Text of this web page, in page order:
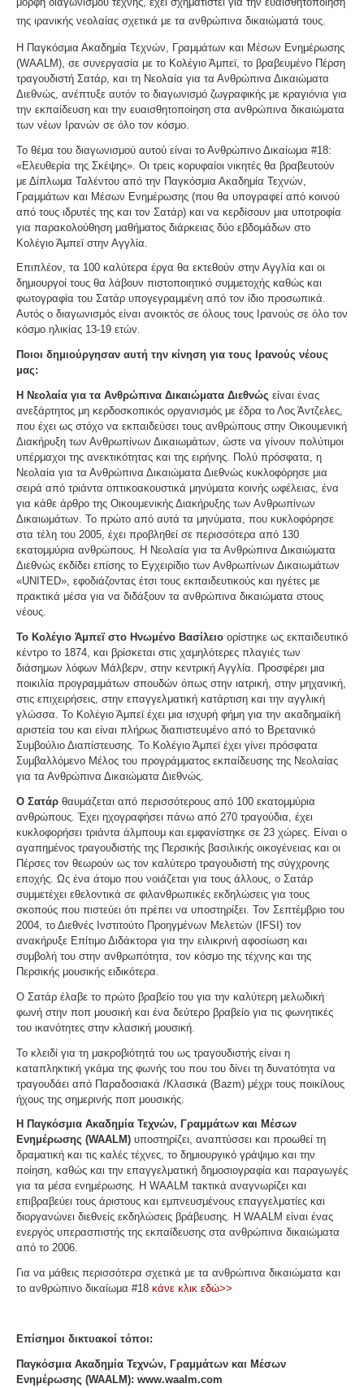
της ιρανικής νεολαίας σχετικά με τα ανθρώπινα δικαιώματά τους.
Η Παγκόσμια Ακαδημία Τεχνών, Γραμμάτων και Μέσων Ενημέρωσης
(WAALM), σε συνεργασία με το Κολέγιο Άμπεϊ, το βραβευμένο Πέρση
τραγουδιστή Σατάρ, και τη Νεολαία για τα Ανθρώπινα Δικαιώματα
Διεθνώς, ανέπτυξε αυτόν το διαγωνισμό ζωγραφικής με κραγιόνια για
την εκπαίδευση και την ευαισθητοποίηση στα ανθρώπινα δικαιώματα
των νέων Ιρανών σε όλο τον κόσμο.
Το θέμα του διαγωνισμού αυτού είναι το Ανθρώπινο Δικαίωμα #18:
«Ελευθερία της Σκέψης». Οι τρεις κορυφαίοι νικητές θα βραβευτούν
με Δίπλωμα Ταλέντου από την Παγκόσμια Ακαδημία Τεχνών,
Γραμμάτων και Μέσων Ενημέρωσης (που θα υπογραφεί από κοινού
από τους ιδρυτές της και τον Σατάρ) και να κερδίσουν μια υποτροφία
για παρακολούθηση μαθήματος διάρκειας δύο εβδομάδων στο
Κολέγιο Άμπεϊ στην Αγγλία.
Επιπλέον, τα 100 καλύτερα έργα θα εκτεθούν στην Αγγλία και οι
δημιουργοί τους θα λάβουν πιστοποιητικό συμμετοχής καθώς και
φωτογραφία του Σατάρ υπογεγραμμένη από τον ίδιο προσωπικά.
Αυτός ο διαγωνισμός είναι ανοικτός σε όλους τους Ιρανούς σε όλο τον
κόσμο ηλικίας 13-19 ετών.
Ποιοι δημιούργησαν αυτή την κίνηση για τους Ιρανούς νέους
μας:
Η Νεολαία για τα Ανθρώπινα Δικαιώματα Διεθνώς είναι ένας
ανεξάρτητος μη κερδοσκοπικός οργανισμός με έδρα το Λος Άντζελες,
που έχει ως στόχο να εκπαιδεύσει τους ανθρώπους στην Οικουμενική
Διακήρυξη των Ανθρωπίνων Δικαιωμάτων, ώστε να γίνουν πολύτιμοι
υπέρμαχοι της ανεκτικότητας και της ειρήνης. Πολύ πρόσφατα, η
Νεολαία για τα Ανθρώπινα Δικαιώματα Διεθνώς κυκλοφόρησε μια
σειρά από τριάντα οπτικοακουστικά μηνύματα κοινής ωφέλειας, ένα
για κάθε άρθρο της Οικουμενικής Διακήρυξης των Ανθρωπίνων
Δικαιωμάτων. Το πρώτο από αυτά τα μηνύματα, που κυκλοφόρησε
στα τέλη του 2005, έχει προβληθεί σε περισσότερα από 130
εκατομμύρια ανθρώπους. Η Νεολαία για τα Ανθρώπινα Δικαιώματα
Διεθνώς εκδίδει επίσης το Εγχειρίδιο των Ανθρωπίνων Δικαιωμάτων
«UNITED», εφοδιάζοντας έτσι τους εκπαιδευτικούς και ηγέτες με
πρακτικά μέσα για να διδάξουν τα ανθρώπινα δικαιώματα στους
νέους.
Το Κολέγιο Άμπεϊ στο Ηνωμένο Βασίλειο ορίστηκε ως εκπαιδευτικό
κέντρο το 1874, και βρίσκεται στις χαμηλότερες πλαγιές των
διάσημων λόφων Μάλβερν, στην κεντρική Αγγλία. Προσφέρει μια
ποικιλία προγραμμάτων σπουδών όπως στην ιατρική, στην μηχανική,
στις επιχειρήσεις, στην επαγγελματική κατάρτιση και την αγγλική
γλώσσα. Το Κολέγιο Άμπεϊ έχει μια ισχυρή φήμη για την ακαδημαϊκή
αριστεία του και είναι πλήρως διαπιστευμένο από το Βρετανικό
Συμβούλιο Διαπίστευσης. Το Κολέγιο Άμπεϊ έχει γίνει πρόσφατα
Συμβαλλόμενο Μέλος του προγράμματος εκπαίδευσης της Νεολαίας
για τα Ανθρώπινα Δικαιώματα Διεθνώς.
Ο Σατάρ θαυμάζεται από περισσότερους από 100 εκατομμύρια
ανθρώπους. Έχει ηχογραφήσει πάνω από 270 τραγούδια, έχει
κυκλοφορήσει τριάντα άλμπουμ και εμφανίστηκε σε 23 χώρες. Είναι ο
αγαπημένος τραγουδιστής της Περσικής βασιλικής οικογένειας και οι
Πέρσες τον θεωρούν ως τον καλύτερο τραγουδιστή της σύγχρονης
εποχής. Ως ένα άτομο που νοιάζεται για τους άλλους, ο Σατάρ
συμμετέχει εθελοντικά σε φιλανθρωπικές εκδηλώσεις για τους
σκοπούς που πιστεύει ότι πρέπει να υποστηρίξει. Τον Σεπτέμβριο του
2004, το Διεθνές Ινστιτούτο Προηγμένων Μελετών (IFSI) τον
ανακήρυξε Επίτιμο Διδάκτορα για την ειλικρινή αφοσίωση και
συμβολή του στην ανθρωπότητα, τον κόσμο της τέχνης και της
Περσικής μουσικής ειδικότερα.
Ο Σατάρ έλαβε το πρώτο βραβείο του για την καλύτερη μελωδική
φωνή στην ποπ μουσική και ένα δεύτερο βραβείο για τις φωνητικές
του ικανότητες στην κλασική μουσική.
Το κλειδί για τη μακροβιότητά του ως τραγουδιστής είναι η
καταπληκτική γκάμα της φωνής του που του δίνει τη δυνατότητα να
τραγουδάει από Παραδοσιακά /Κλασικά (Bazm) μέχρι τους ποικίλους
ήχους της σημερινής ποπ μουσικής.
Η Παγκόσμια Ακαδημία Τεχνών, Γραμμάτων και Μέσων
Ενημέρωσης (WAALM) υποστηρίζει, αναπτύσσει και προωθεί τη
δραματική και τις καλές τέχνες, το δημιουργικό γράψιμο και την
ποίηση, καθώς και την επαγγελματική δημοσιογραφία και παραγωγές
για τα μέσα ενημέρωσης. Η WAALM τακτικά αναγνωρίζει και
επιβραβεύει τους άριστους και εμπνευσμένους επαγγελματίες και
διοργανώνει διεθνείς εκδηλώσεις βράβευσης. Η WAALM είναι ένας
ενεργός υπερασπιστής της εκπαίδευσης στα ανθρώπινα δικαιώματα
από το 2006.
Για να μάθεις περισσότερα σχετικά με τα ανθρώπινα δικαιώματα και
το ανθρώπινο δικαίωμα #18 κάνε κλικ εδώ>>
Επίσημοι δικτυακοί τόποι:
Παγκόσμια Ακαδημία Τεχνών, Γραμμάτων και Μέσων
Ενημέρωσης (WAALM): www.waalm.com